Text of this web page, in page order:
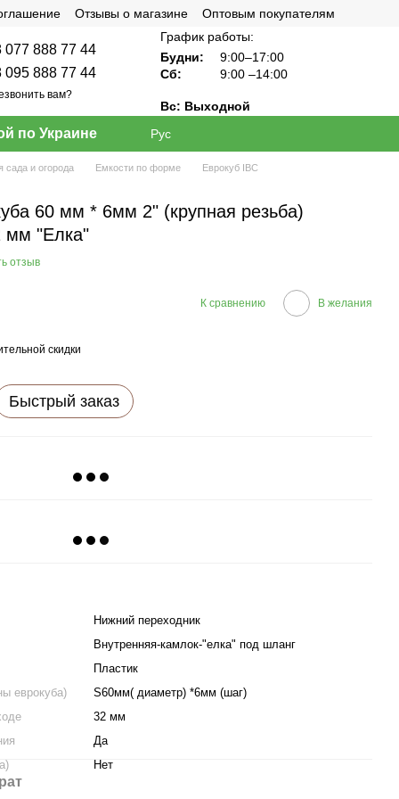
Отзывы о магазине
Оптовым покупателям
077 888 77 44
095 888 77 44
вам?
График работы:
Будни:
9:00–17:00
Сб:
9:00–14:00
Вс: Выходной
по Украине Рус
сада и огорода Емкости по форме
Еврокуб IBC
60 мм * 6мм 2" (крупная резьба)
мм "Елка"
отзыв
К сравнению В желания
скидки
Быстрый заказ
Нижний переходник
Внутренняя-камлок-"елка" под шланг
Пластик
еврокуба)
S60мм( диаметр) *6мм (шаг)
32 мм
Да
Нет